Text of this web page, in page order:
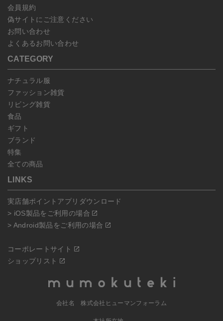
会員規約
偽サイトにご注意ください
お問い合わせ
よくあるお問い合わせ
CATEGORY
ナチュラル服
ファッション雑貨
リビング雑貨
食品
ギフト
ブランド
特集
全ての商品
LINKS
実店舗ポイントアプリダウンロード
> iOS製品をご利用の場合
> Android製品をご利用の場合
コーポレートサイト
ショップリスト
会社名 株式会社ヒューマンフォーラム